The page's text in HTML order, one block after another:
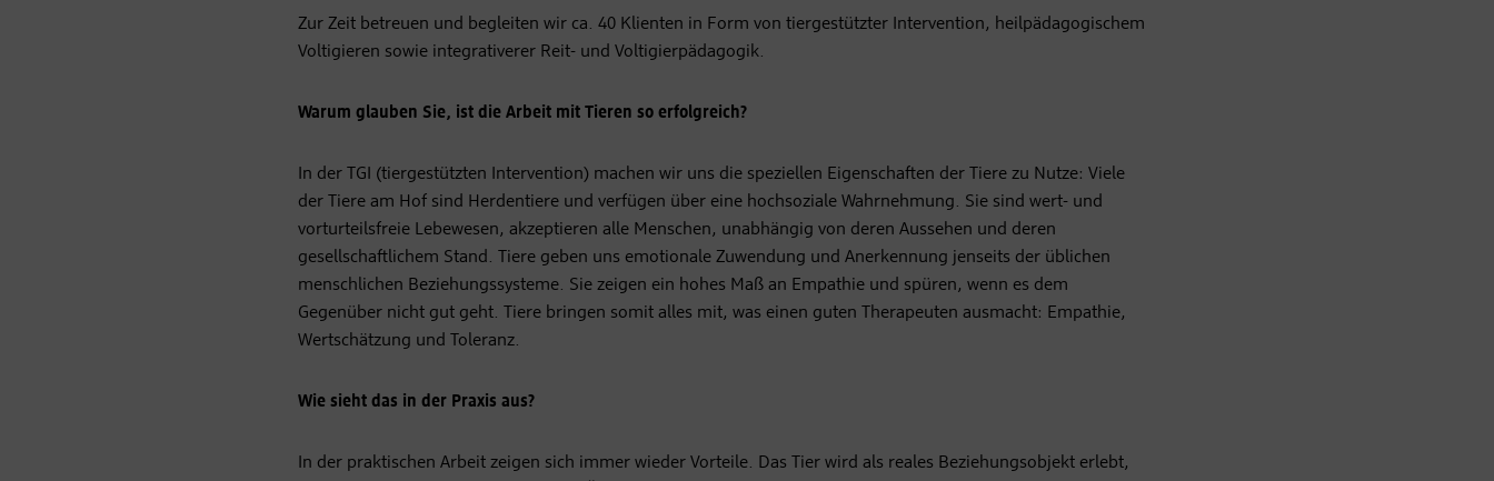
Zur Zeit betreuen und begleiten wir ca. 40 Klienten in Form von tiergestützter Intervention, heilpädagogischem
Voltigieren sowie integrativerer Reit- und Voltigierpädagogik.
Warum glauben Sie, ist die Arbeit mit Tieren so erfolgreich?
In der TGI (tiergestützten Intervention) machen wir uns die speziellen Eigenschaften der Tiere zu Nutze: Viele
der Tiere am Hof sind Herdentiere und verfügen über eine hochsoziale Wahrnehmung. Sie sind wert- und
vorturteilsfreie Lebewesen, akzeptieren alle Menschen, unabhängig von deren Aussehen und deren
gesellschaftlichem Stand. Tiere geben uns emotionale Zuwendung und Anerkennung jenseits der üblichen
menschlichen Beziehungssysteme. Sie zeigen ein hohes Maß an Empathie und spüren, wenn es dem
Gegenüber nicht gut geht. Tiere bringen somit alles mit, was einen guten Therapeuten ausmacht: Empathie,
Wertschätzung und Toleranz.
Wie sieht das in der Praxis aus?
In der praktischen Arbeit zeigen sich immer wieder Vorteile. Das Tier wird als reales Beziehungsobjekt erlebt,